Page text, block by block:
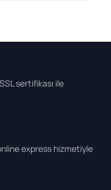
sertifikası ile
express hizmetiyle